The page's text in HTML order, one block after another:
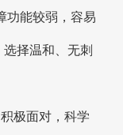
功能较弱，容易
择温和、无刺
极面对，科学